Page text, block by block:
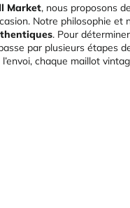
Market, nous proposons
Notre philosophie
. Pour
par plusieurs étapes
l’envoi, chaque maillot